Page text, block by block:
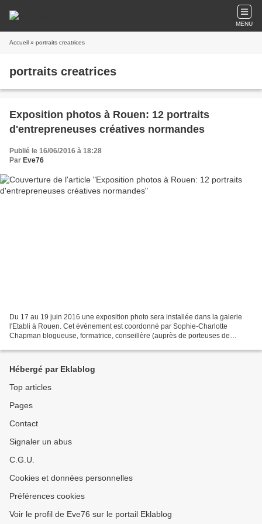
MENU
Accueil » portraits creatrices
portraits creatrices
Exposition photos à Rouen: 12 portraits
d'entrepreneuses créatives normandes
Publié le 16/06/2016 à 18:28
Par Eve76
Du 17 au 19 juin 2016 une exposition photo sera installée dans la galerie
l'Etabli à Rouen. Cet évènement est coordonné par Sophie-Charlotte
Chapman blogueuse, formatrice, conseillère (auprès de porteuses de
Hébergé par Eklablog
Top articles
Pages
Contact
Signaler un abus
C.G.U.
Cookies et données personnelles
Préférences cookies
Voir le profil de Eve76 sur le portail Eklablog